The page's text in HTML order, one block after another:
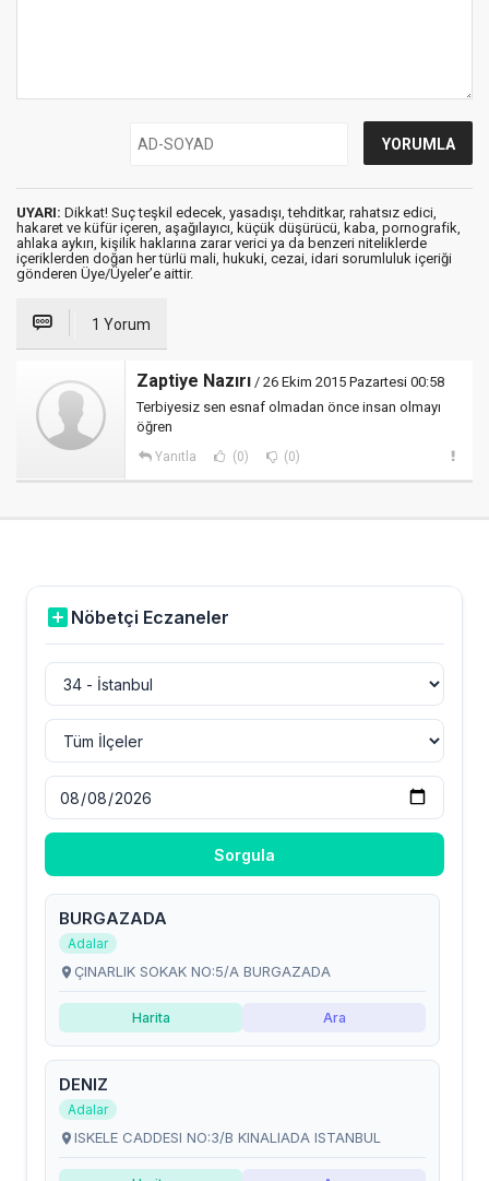
UYARI: Dikkat! Suç teşkil edecek, yasadışı, tehditkar, rahatsız edici,
hakaret ve küfür içeren, aşağılayıcı, küçük düşürücü, kaba, pornografik,
ahlaka aykırı, kişilik haklarına zarar verici ya da benzeri niteliklerde
içeriklerden doğan her türlü mali, hukuki, cezai, idari sorumluluk içeriği
gönderen Üye/Üyeler’e aittir.
1 Yorum
Zaptiye Nazırı / 26 Ekim 2015 Pazartesi 00:58
Terbiyesiz sen esnaf olmadan önce insan olmayı
öğren
Yanıtla (0) (0)